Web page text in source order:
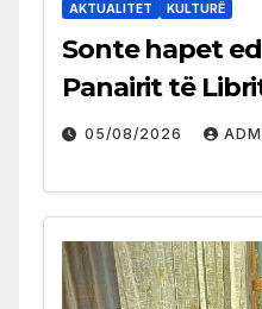
AKTUALITET KULTURË
Sonte hapet
Panairit të
05/08/2026